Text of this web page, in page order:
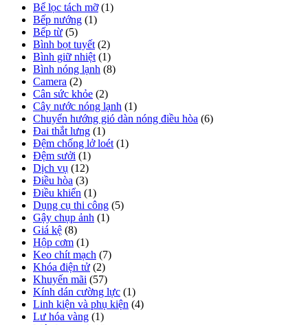
Bể lọc tách mỡ (1)
Bếp nướng (1)
Bếp từ (5)
Bình bọt tuyết (2)
Bình giữ nhiệt (1)
Bình nóng lạnh (8)
Camera (2)
Cân sức khỏe (2)
Cây nước nóng lạnh (1)
Chuyển hướng gió dàn nóng điều hòa (6)
Đai thắt lưng (1)
Đệm chống lở loét (1)
Đệm sưởi (1)
Dịch vụ (12)
Điều hòa (3)
Điều khiển (1)
Dụng cụ thi công (5)
Gậy chụp ảnh (1)
Giá kệ (8)
Hộp cơm (1)
Keo chít mạch (7)
Khóa điện tử (2)
Khuyến mãi (57)
Kính dán cường lực (1)
Linh kiện và phụ kiện (4)
Lư hóa vàng (1)